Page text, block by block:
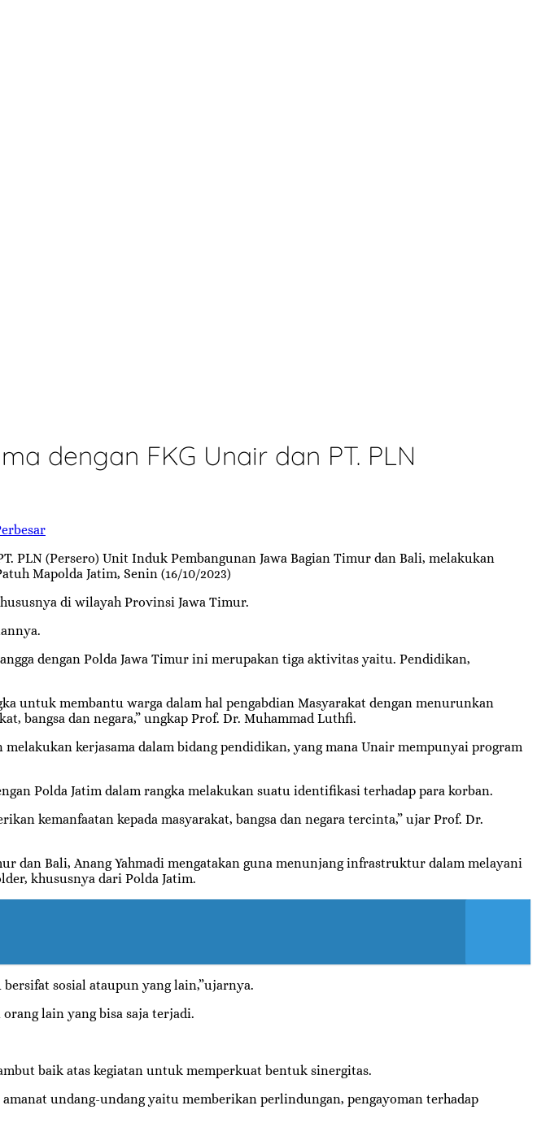
dengan FKG Unair dan PT. PLN
PLN (Persero) Unit Induk Pembangunan Jawa Bagian Timur dan Bali, melakukan
Mapolda Jatim, Senin (16/10/2023)
di wilayah Provinsi Jawa Timur.
dengan Polda Jawa Timur ini merupakan tiga aktivitas yaitu. Pendidikan,
untuk membantu warga dalam hal pengabdian Masyarakat dengan menurunkan
bangsa dan negara,” ungkap Prof. Dr. Muhammad Luthfi.
kerjasama dalam bidang pendidikan, yang mana Unair mempunyai program
Polda Jatim dalam rangka melakukan suatu identifikasi terhadap para korban.
kemanfaatan kepada masyarakat, bangsa dan negara tercinta,” ujar Prof. Dr.
dan Bali, Anang Yahmadi mengatakan guna menunjang infrastruktur dalam melayani
khususnya dari Polda Jatim.
sosial ataupun yang lain,”ujarnya.
lain yang bisa saja terjadi.
baik atas kegiatan untuk memperkuat bentuk sinergitas.
undang-undang yaitu memberikan perlindungan, pengayoman terhadap